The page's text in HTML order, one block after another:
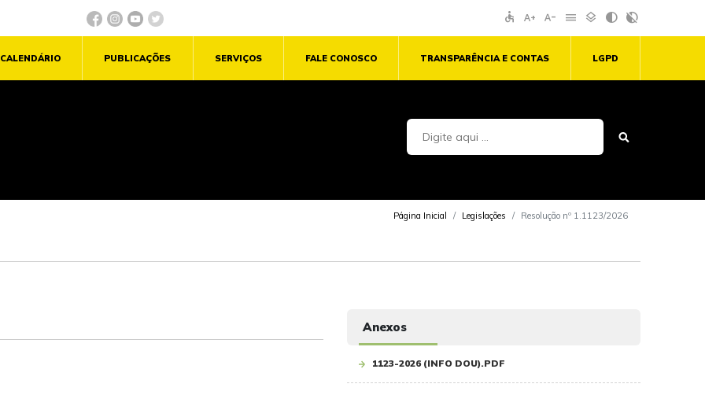
accessible text_increase text_decrease menu layers contrast contrast_rtl_off
CALENDÁRIO PUBLICAÇÕES SERVIÇOS FALE CONOSCO TRANSPARÊNCIA E CONTAS LGPD
Página Inicial Legislações Resolução nº 1.1123/2026
Anexos
1123-2026 (INFO DOU).PDF